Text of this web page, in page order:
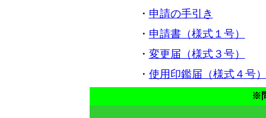
・ 申請の手引き
・ 申請書（様式１号）
・ 変更届（様式３号）
・ 使用印鑑届（様式４号）
※